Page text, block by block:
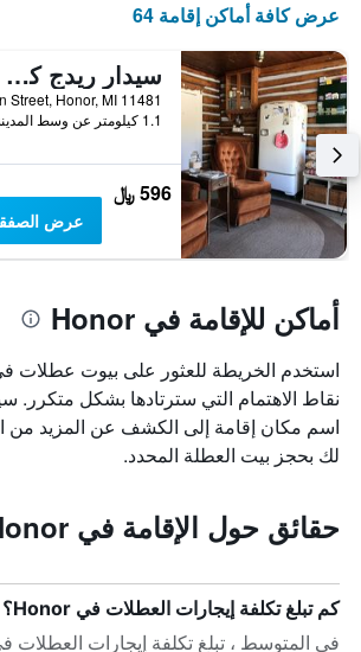
عرض كافة أماكن إقامة 64
سيدار ريدج كابينز
1.1 كيلومتر عن وسط المدينة
596 ﷼
عرض
أماكن للإقامة في Honor
نقاط الاهتمام التي سترتادها بشكل متكرر.
اسم مكان إقامة إلى الكشف عن المزيد من
لك بحجز بيت العطلة المحدد.
حقائق حول الإقامة في Honor
كم تبلغ تكلفة إيجارات العطلات في Honor؟